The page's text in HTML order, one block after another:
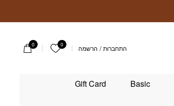
התחברות / הרשמה 0 הרשימה שלי
0
Basic
Gift Card